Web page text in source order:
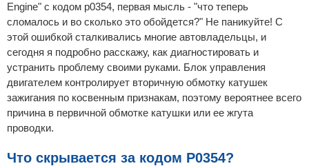
Engine" с кодом p0354, первая мысль - "что теперь
сломалось и во сколько это обойдется?" Не паникуйте! С
этой ошибкой сталкивались многие автовладельцы, и
сегодня я подробно расскажу, как диагностировать и
устранить проблему своими руками. Блок управления
двигателем контролирует вторичную обмотку катушек
зажигания по косвенным признакам, поэтому вероятнее всего
причина в первичной обмотке катушки или ее жгута
проводки.
Что скрывается за кодом P0354?